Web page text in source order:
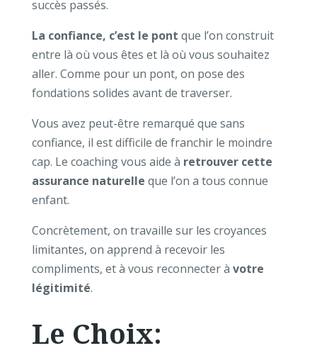
succès passés.
La confiance, c’est le pont que l’on construit
entre là où vous êtes et là où vous souhaitez
aller. Comme pour un pont, on pose des
fondations solides avant de traverser.
Vous avez peut-être remarqué que sans
confiance, il est difficile de franchir le moindre
cap. Le coaching vous aide à retrouver cette
assurance naturelle que l’on a tous connue
enfant.
Concrètement, on travaille sur les croyances
limitantes, on apprend à recevoir les
compliments, et à vous reconnecter à votre
légitimité.
Le Choix: